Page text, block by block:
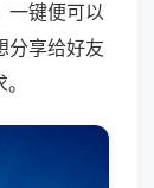
一键便可以
分享给好友